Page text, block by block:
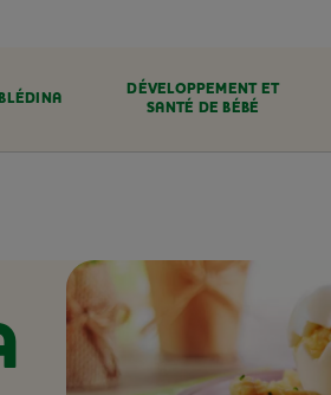
DÉVELOPPEMENT ET
SANTÉ DE BÉBÉ